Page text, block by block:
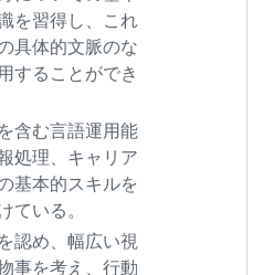
を習得し、これ
具体的文脈のな
することができ
含む言語運用能
処理、キャリア
基本的スキルを
ている。
認め、幅広い視
事を考え、行動